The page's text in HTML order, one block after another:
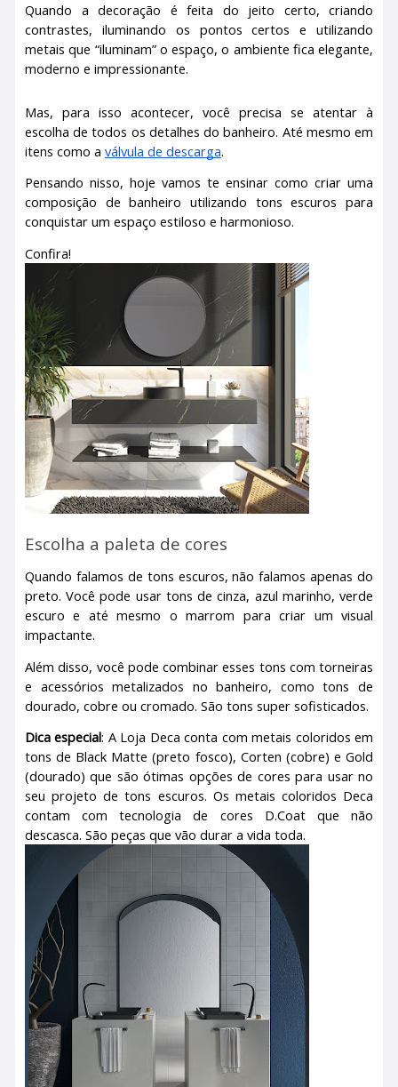
Quando a decoração é feita do jeito certo, criando
contrastes, iluminando os pontos certos e utilizando
metais que “iluminam” o espaço, o ambiente fica elegante,
moderno e impressionante.
Mas, para isso acontecer, você precisa se atentar à
escolha de todos os detalhes do banheiro. Até mesmo em
itens como a válvula de descarga.
Pensando nisso, hoje vamos te ensinar como criar uma
composição de banheiro utilizando tons escuros para
conquistar um espaço estiloso e harmonioso.
Confira!
Escolha a paleta de cores
Quando falamos de tons escuros, não falamos apenas do
preto. Você pode usar tons de cinza, azul marinho, verde
escuro e até mesmo o marrom para criar um visual
impactante.
Além disso, você pode combinar esses tons com torneiras
e acessórios metalizados no banheiro, como tons de
dourado, cobre ou cromado. São tons super sofisticados.
Dica especial: A Loja Deca conta com metais coloridos em
tons de Black Matte (preto fosco), Corten (cobre) e Gold
(dourado) que são ótimas opções de cores para usar no
seu projeto de tons escuros. Os metais coloridos Deca
contam com tecnologia de cores D.Coat que não
descasca. São peças que vão durar a vida toda.